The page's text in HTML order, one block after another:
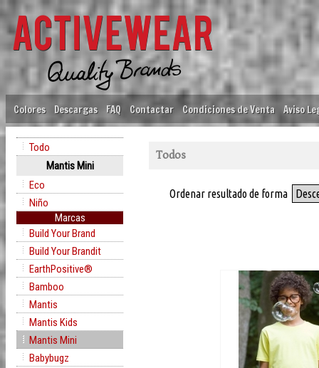
Colores Descargas FAQ Contactar Condiciones de Venta Aviso
Todo
Mantis Mini
Eco
Niño
Marcas
Build Your Brand
Build Your Brandit
EarthPositive®
Bamboo
Mantis
Mantis Kids
Mantis Mini
Babybugz
Todos
Ordenar resultado de forma